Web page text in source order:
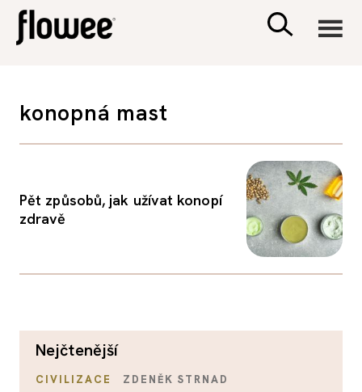
PORADNA
konopná mast
Pět způsobů, jak užívat konopí
zdravě
nejčtenější
CIVILIZACE ZDENĚK STRNAD